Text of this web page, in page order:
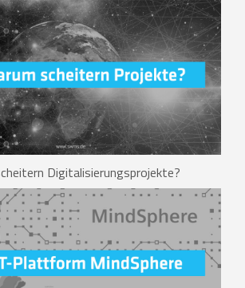
Digitalisierungsprojekte?